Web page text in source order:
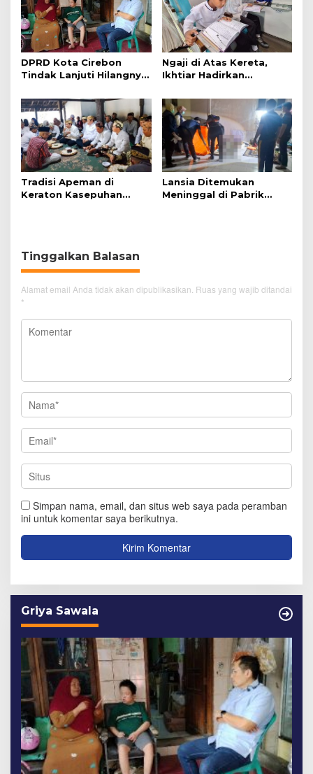
DPRD Kota Cirebon
Tindak Lanjuti Hilangnya
Disabilitas
Ngaji di Atas Kereta,
Ikhtiar Hadirkan
Nyaman
Tradisi Apeman di
Keraton Kasepuhan
Lansia Ditemukan
Meninggal di Pabrik
Tinggalkan Balasan
Alamat email Anda tidak akan dipublikasikan. Ruas yang wajib ditandai
*
Simpan nama, email, dan situs web saya pada peramban
ini untuk komentar saya berikutnya.
Griya Sawala